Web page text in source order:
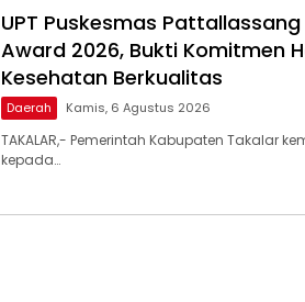
UPT Puskesmas
Award 2026, Bukti Komitmen
Kesehatan Berkualitas
Daerah Kamis, 6 Agustus 2026
TAKALAR,- Pemerintah Kabupaten Takalar
kepada…